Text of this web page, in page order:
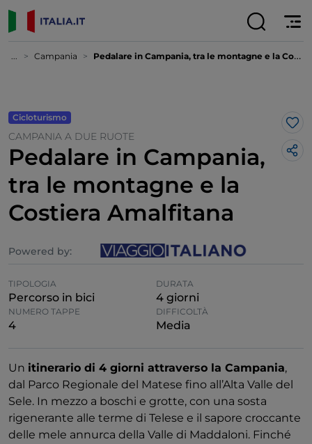
... Campania Pedalare in Campania, tra le montagne e la Costiera Amalfitana
Cicloturismo
CAMPANIA A DUE RUOTE
Pedalare in Campania,
tra le montagne e la
Costiera Amalfitana
Powered by:
TIPOLOGIA
Percorso in bici
DURATA
4 giorni
NUMERO TAPPE
4
DIFFICOLTÀ
Media
Un itinerario di 4 giorni attraverso la Campania,
dal Parco Regionale del Matese fino all’Alta Valle del
Sele. In mezzo a boschi e grotte, con una sosta
rigenerante alle terme di Telese e il sapore croccante
delle mele annurca della Valle di Maddaloni. Finché